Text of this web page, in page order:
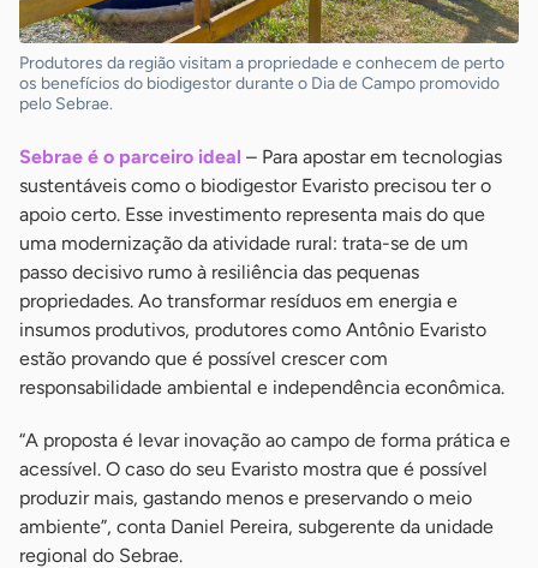
Produtores da região visitam a propriedade e conhecem de perto
os benefícios do biodigestor durante o Dia de Campo promovido
pelo Sebrae.
Sebrae é o parceiro ideal – Para apostar em tecnologias
sustentáveis como o biodigestor Evaristo precisou ter o
apoio certo. Esse investimento representa mais do que
uma modernização da atividade rural: trata-se de um
passo decisivo rumo à resiliência das pequenas
propriedades. Ao transformar resíduos em energia e
insumos produtivos, produtores como Antônio Evaristo
estão provando que é possível crescer com
responsabilidade ambiental e independência econômica.
“A proposta é levar inovação ao campo de forma prática e
acessível. O caso do seu Evaristo mostra que é possível
produzir mais, gastando menos e preservando o meio
ambiente”, conta Daniel Pereira, subgerente da unidade
regional do Sebrae.